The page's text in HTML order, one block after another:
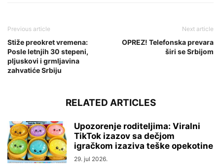
Previous article
Stiže preokret vremena:
Posle letnjih 30 stepeni,
pljuskovi i grmljavina
zahvatiće Srbiju
Next article
OPREZ! Telefonska prevara
širi se Srbijom
RELATED ARTICLES
Upozorenje roditeljima: Viralni
TikTok izazov sa dečjom
igračkom izaziva teške opekotine
29. jul 2026.